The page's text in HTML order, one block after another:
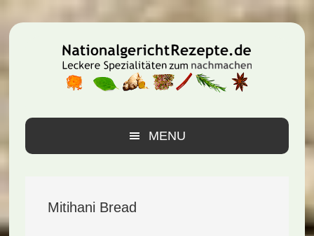
Hauptnavigation
Inhalt
Seitenspalte
MENU
Mitihani Bread